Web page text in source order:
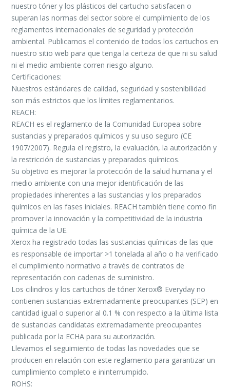
nuestro tóner y los plásticos del cartucho satisfacen o
superan las normas del sector sobre el cumplimiento de los
reglamentos internacionales de seguridad y protección
ambiental. Publicamos el contenido de todos los cartuchos en
nuestro sitio web para que tenga la certeza de que ni su salud
ni el medio ambiente corren riesgo alguno.
Certificaciones:
Nuestros estándares de calidad, seguridad y sostenibilidad
son más estrictos que los límites reglamentarios.
REACH:
REACH es el reglamento de la Comunidad Europea sobre
sustancias y preparados químicos y su uso seguro (CE
1907/2007). Regula el registro, la evaluación, la autorización y
la restricción de sustancias y preparados químicos.
Su objetivo es mejorar la protección de la salud humana y el
medio ambiente con una mejor identificación de las
propiedades inherentes a las sustancias y los preparados
químicos en las fases iniciales. REACH también tiene como fin
promover la innovación y la competitividad de la industria
química de la UE.
Xerox ha registrado todas las sustancias químicas de las que
es responsable de importar >1 tonelada al año o ha verificado
el cumplimiento normativo a través de contratos de
representación con cadenas de suministro.
Los cilindros y los cartuchos de tóner Xerox® Everyday no
contienen sustancias extremadamente preocupantes (SEP) en
cantidad igual o superior al 0.1 % con respecto a la última lista
de sustancias candidatas extremadamente preocupantes
publicada por la ECHA para su autorización.
Llevamos el seguimiento de todas las novedades que se
producen en relación con este reglamento para garantizar un
cumplimiento completo e ininterrumpido.
ROHS: